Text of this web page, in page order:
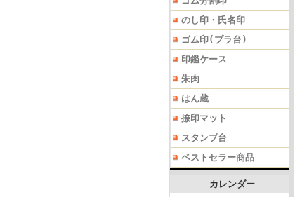
のし印・氏名印
ゴム印(プラ台)
印鑑ケース
朱肉
はん蔵
捺印マット
スタンプ台
ベストセラー商品
カレンダー